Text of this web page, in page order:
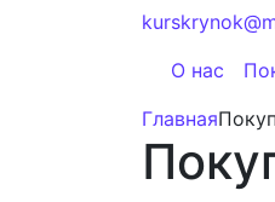
О нас
Главная